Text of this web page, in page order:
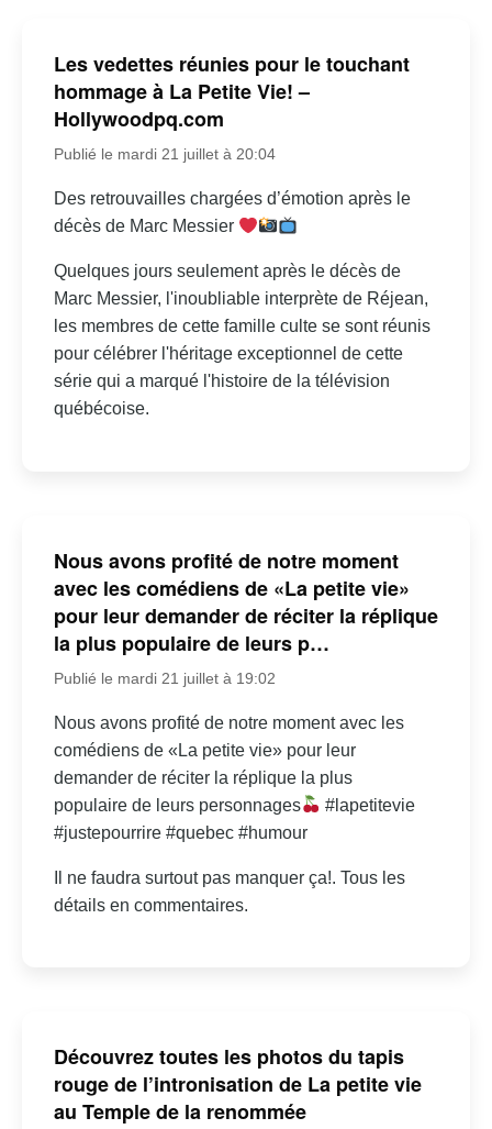
Les vedettes réunies pour le touchant
hommage à La Petite Vie! –
Hollywoodpq.com
Publié le mardi 21 juillet à 20:04
Des retrouvailles chargées d’émotion après le
décès de Marc Messier
Quelques jours seulement après le décès de
Marc Messier, l'inoubliable interprète de Réjean,
les membres de cette famille culte se sont réunis
pour célébrer l'héritage exceptionnel de cette
série qui a marqué l'histoire de la télévision
québécoise.
Nous avons profité de notre moment
avec les comédiens de «La petite vie»
pour leur demander de réciter la réplique
la plus populaire de leurs p…
Publié le mardi 21 juillet à 19:02
Nous avons profité de notre moment avec les
comédiens de «La petite vie» pour leur
demander de réciter la réplique la plus
populaire de leurs personnages
#lapetitevie
#justepourrire #quebec #humour
Il ne faudra surtout pas manquer ça!. Tous les
détails en commentaires.
Découvrez toutes les photos du tapis
rouge de l’intronisation de La petite vie
au Temple de la renommée